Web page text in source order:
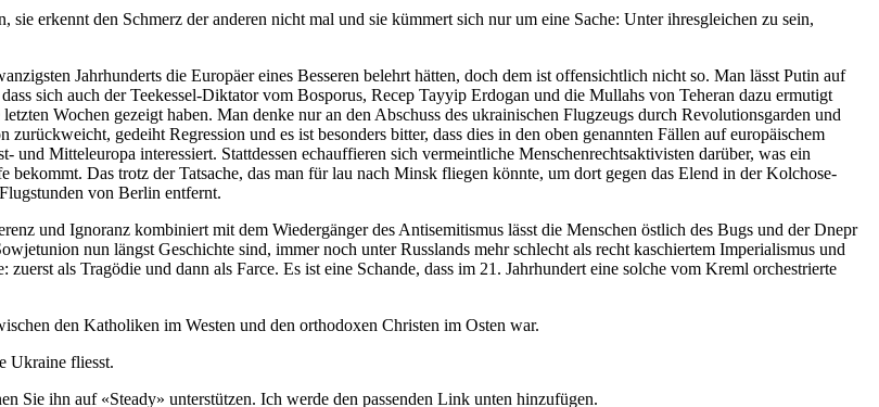
erkennt den Schmerz der anderen nicht mal und sie kümmert sich nur um eine Sache: Unter ihresgleichen zu sein,
Jahrhunderts die Europäer eines Besseren belehrt hätten, doch dem ist offensichtlich nicht so. Man lässt Putin auf
sich auch der Teekessel-Diktator vom Bosporus, Recep Tayyip Erdogan und die Mullahs von Teheran dazu ermutigt
Wochen gezeigt haben. Man denke nur an den Abschuss des ukrainischen Flugzeugs durch Revolutionsgarden und
gedeiht Regression und es ist besonders bitter, dass dies in den oben genannten Fällen auf europäischem
Mitteleuropa interessiert. Stattdessen echauffieren sich vermeintliche Menschenrechtsaktivisten darüber, was ein
Das trotz der Tatsache, das man für lau nach Minsk fliegen könnte, um dort gegen das Elend in der Kolchose-
von Berlin entfernt.
und Ignoranz kombiniert mit dem Wiedergänger des Antisemitismus lässt die Menschen östlich des Bugs und der Dnepr
nun längst Geschichte sind, immer noch unter Russlands mehr schlecht als recht kaschiertem Imperialismus und
als Tragödie und dann als Farce. Es ist eine Schande, dass im 21. Jahrhundert eine solche vom Kreml orchestrierte
den Katholiken im Westen und den orthodoxen Christen im Osten war.
Ukraine fliesst.
Sie ihn auf «Steady» unterstützen. Ich werde den passenden Link unten hinzufügen.